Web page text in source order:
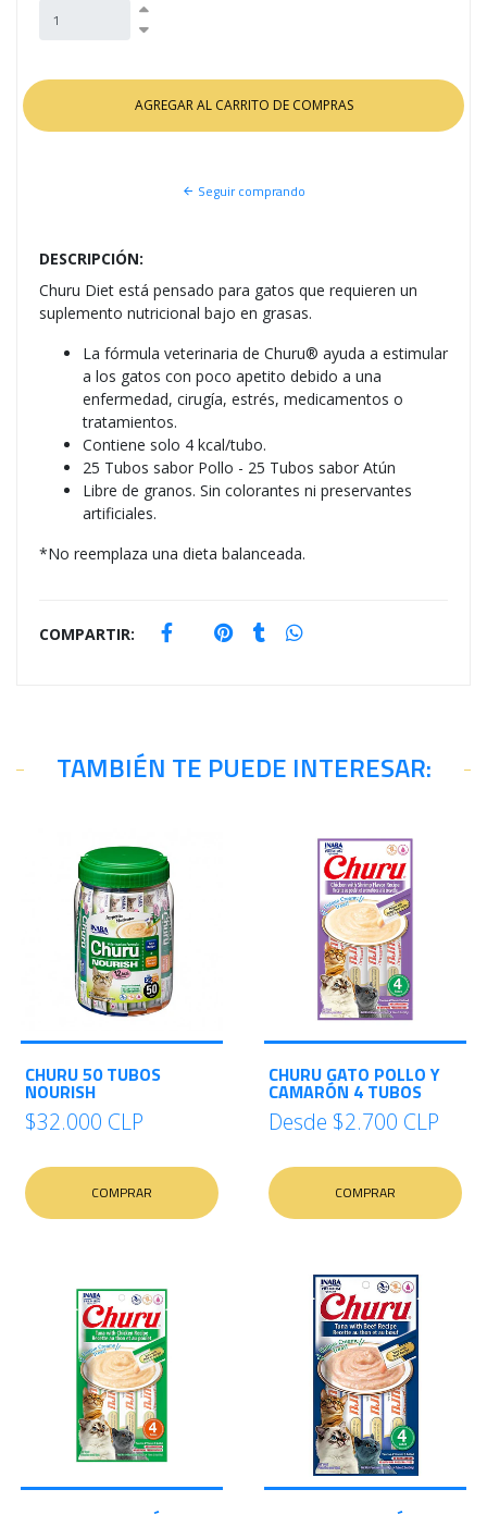
Seguir comprando
DESCRIPCIÓN:
Churu Diet está pensado para gatos que requieren un
suplemento nutricional bajo en grasas.
La fórmula veterinaria de Churu® ayuda a estimular
a los gatos con poco apetito debido a una
enfermedad, cirugía, estrés, medicamentos o
tratamientos.
Contiene solo 4 kcal/tubo.
25 Tubos sabor Pollo - 25 Tubos sabor Atún
Libre de granos. Sin colorantes ni preservantes
artificiales.
*No reemplaza una dieta balanceada.
COMPARTIR:
TAMBIÉN TE PUEDE INTERESAR:
CHURU 50 TUBOS
NOURISH
$32.000 CLP
COMPRAR
CHURU GATO POLLO Y
CAMARÓN 4 TUBOS
Desde $2.700 CLP
COMPRAR